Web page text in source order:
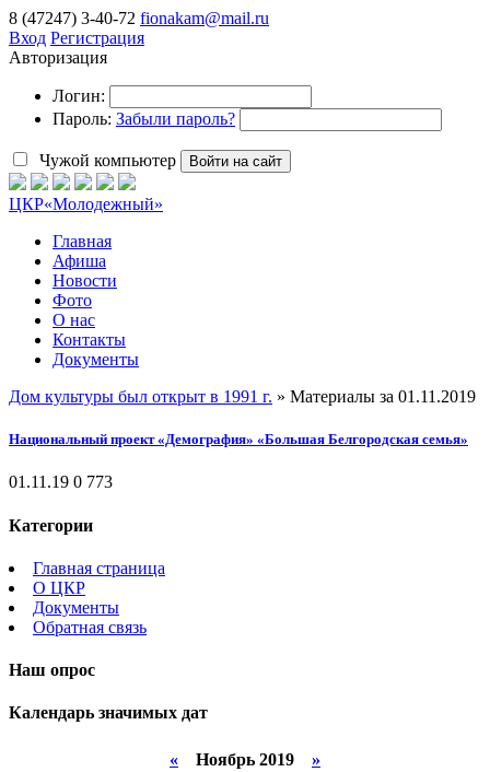
8 (47247) 3-40-72 fionakam@mail.ru
Вход Регистрация
Авторизация
Логин:
Пароль: Забыли пароль?
Чужой компьютер Войти на сайт
ЦКР«Молодежный»
Главная
Афиша
Новости
Фото
О нас
Контакты
Документы
Дом культуры был открыт в 1991 г. » Материалы за 01.11.2019
Национальный проект «Демография» «Большая Белгородская семья»
01.11.19 0 773
Категории
Главная страница
О ЦКР
Документы
Обратная связь
Наш опрос
Календарь значимых дат
« Ноябрь 2019 »